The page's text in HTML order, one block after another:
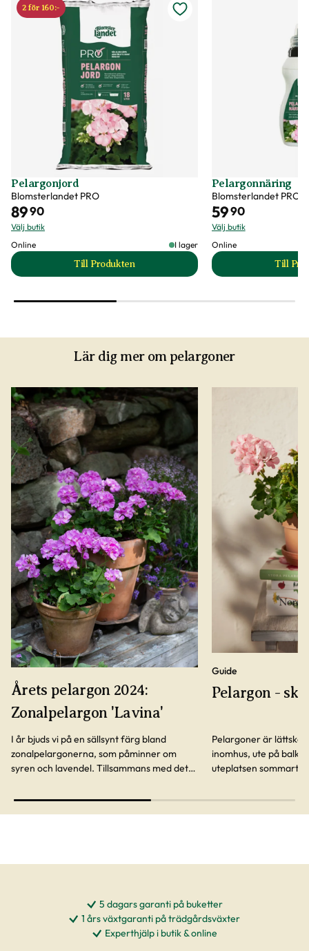
2 för 160:-
Pelargonjord
Blomsterlandet PRO
8990
Välj butik
Online
I lager
Till Produkten
till Pelargonjord produktsida
Pelargonnäring
Blomsterlandet PRO
5990
Välj butik
Online
Till
Lär dig mer om pelargoner
Årets pelargon 2024:
Zonalpelargon 'Lavina'
I år bjuds vi på en sällsynt färg bland
zonalpelargonerna, som påminner om
syren och lavendel. Tillsammans med det
'Lavina' en favorit i sommarkrukan.
Guide
Pelargon -
Pelargoner är
inomhus, ute på
uteplatsen
5 dagars garanti på buketter
1 års växtgaranti på trädgårdsväxter
Experthjälp i butik & online